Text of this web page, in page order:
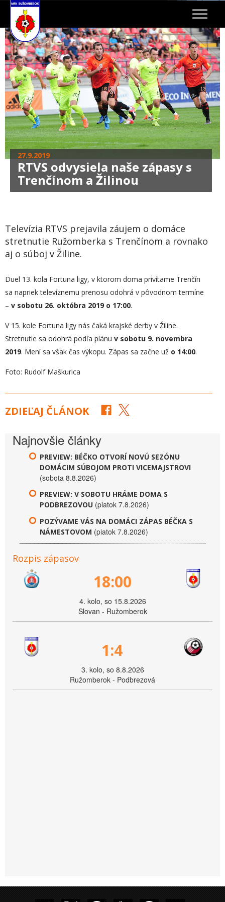
Toggle
27.9.2019
RTVS odvysiela naše zápasy s
Trenčínom a Žilinou
Televízia RTVS prejavila záujem o domáce
stretnutie Ružomberka s Trenčínom a rovnako
aj o súboj v Žiline.
Duel 13. kola Fortuna ligy, v ktorom doma privítame Trenčín
sa napriek televíznemu prenosu odohrá v pôvodnom termíne
– v sobotu 26. októbra 2019 o 17:00.
V 15. kole Fortuna ligy nás čaká krajské derby v Žiline.
Stretnutie sa odohrá podľa plánu v sobotu 9. novembra
2019. Mení sa však čas výkopu. Zápas sa začne už o 14:00.
Foto: Rudolf Maškurica
ZDIEĽAJ ČLÁNOK
Najnovšie články
PREVIEW: BÉČKO OTVORÍ NOVÚ SEZÓNU
DOMÁCIM SÚBOJOM PROTI VICEMAJSTROVI
(sobota 8.8.2026)
PREVIEW: V SOBOTU HRÁME DOMA S
PODBREZOVOU (piatok 7.8.2026)
POZÝVAME VÁS NA DOMÁCI ZÁPAS BÉČKA S
NÁMESTOVOM (piatok 7.8.2026)
Rozpis zápasov
18:00
4. kolo, so 15.8.2026
Slovan - Ružomberok
1:4
3. kolo, so 8.8.2026
Ružomberok - Podbrezová